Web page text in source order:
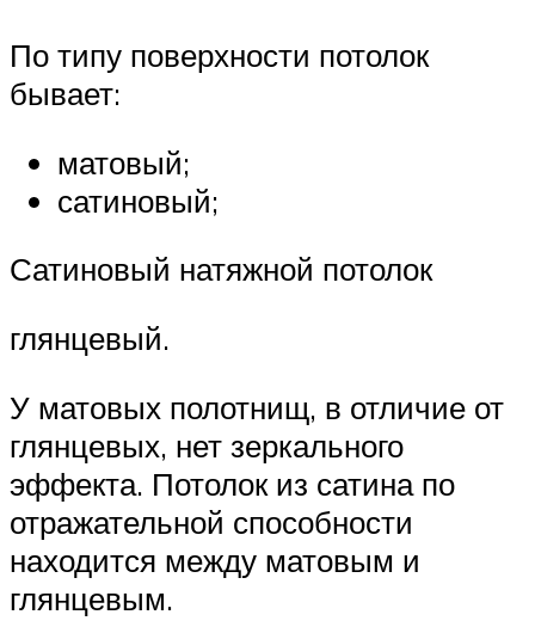
По типу поверхности потолок
бывает:
матовый;
сатиновый;
Сатиновый натяжной потолок
глянцевый.
У матовых полотнищ, в отличие от
глянцевых, нет зеркального
эффекта. Потолок из сатина по
отражательной способности
находится между матовым и
глянцевым.